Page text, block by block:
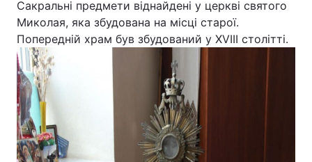
Інтерв'ю Думки
Архів Вакансії
Контакти
ПОСЛУГИ
Сакральні предмети віднайдені у церкві святого
Миколая, яка збудована на місці старої.
Попередній храм був збудований у XVIIІ столітті.